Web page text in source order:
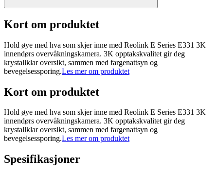
Kort om produktet
Hold øye med hva som skjer inne med Reolink E Series E331 3K
innendørs overvåkningskamera. 3K opptakskvalitet gir deg
krystallklar oversikt, sammen med fargenattsyn og
bevegelsessporing.Les mer om produktet
Kort om produktet
Hold øye med hva som skjer inne med Reolink E Series E331 3K
innendørs overvåkningskamera. 3K opptakskvalitet gir deg
krystallklar oversikt, sammen med fargenattsyn og
bevegelsessporing.Les mer om produktet
Spesifikasjoner